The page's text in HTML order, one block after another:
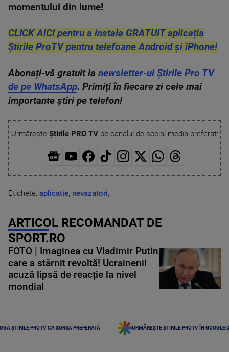
momentului din lume!
CLICK AICI pentru a instala GRATUIT aplicația
Știrile ProTV pentru telefoane Android și iPhone!
Abonați-vă gratuit la newsletter-ul Știrile Pro TV
de pe WhatsApp. Primiți în fiecare zi cele mai
importante știri pe telefon!
Urmărește Știrile PRO TVpe canalul de social media preferat:
Etichete: aplicatie, nevazatori,
ARTICOL RECOMANDAT DE
SPORT.RO
FOTO | Imaginea cu Vladimir Putin
care a stârnit revoltă! Ucrainenii
acuză lipsă de reacție la nivel
mondial
ȘTIRILE PROTV CA SURSĂ PREFERATĂ URMĂREȘTE ȘTIRILE PROTV ÎN GOOGLE